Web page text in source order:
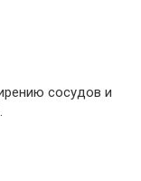
сосудов и